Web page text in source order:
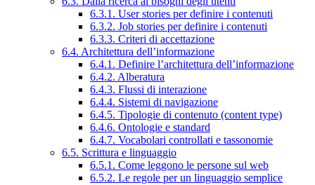
6.3.1. User stories per definire i contenuti
6.3.2. Job stories per definire i contenuti
6.3.3. Criteri di accettazione
6.4. Architettura dell’informazione
6.4.1. Definire l’architettura dell’informazione
6.4.2. Alberatura
6.4.3. Flussi di interazione
6.4.4. Sistemi di navigazione
6.4.5. Tipologie di contenuto (content type)
6.4.6. Ontologie e standard
6.4.7. Vocabolari controllati e tassonomie
6.5. Scrittura e linguaggio
6.5.1. Come leggono le persone sul web
6.5.2. Le regole per un linguaggio semplice